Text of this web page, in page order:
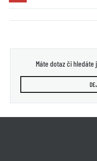
Máte dotaz či